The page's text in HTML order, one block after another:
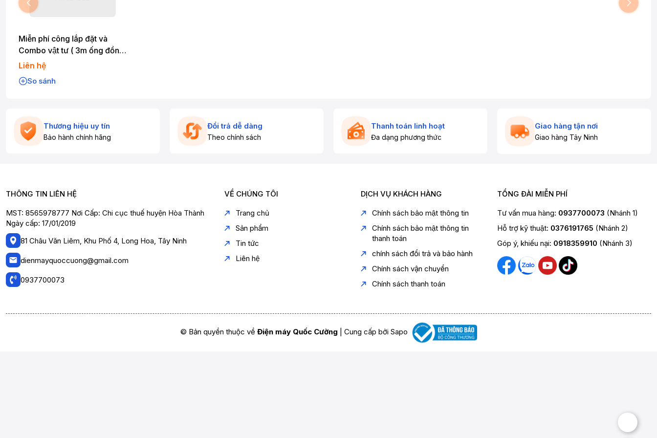
Miễn phí công lắp đặt và
Combo vật tư ( 3m ống đồng,
dây điện, eke, cb )
Liên hệ
So sánh
Thương hiệu uy tín
Bảo hành chính hãng
Đổi trả dễ dàng
Theo chính sách
Thanh toán linh hoạt
Đa dạng phương thức
Giao hàng tận nơi
Giao hàng Tây Ninh
THÔNG TIN LIÊN HỆ
MST: 8565978777 Nơi Cấp: Chi cục thuế huyện Hòa Thành
Ngày cấp: 17/01/2019
81 Châu Văn Liêm, Khu Phố 4, Long Hoa, Tây Ninh
dienmayquoccuong@gmail.com
0937700073
VỀ CHÚNG TÔI
Trang chủ
Sản phẩm
Tin tức
Liên hệ
DỊCH VỤ KHÁCH HÀNG
Chính sách bảo mật thông tin
Chính sách bảo mật thông tin
thanh toán
chính sách đổi trả và bảo hành
Chính sách vận chuyển
Chính sách thanh toán
TỔNG ĐÀI MIỄN PHÍ
Tư vấn mua hàng: 0937700073 (Nhánh 1)
Hỗ trợ kỹ thuật: 0376191765 (Nhánh 2)
Góp ý, khiếu nại: 0918359910 (Nhánh 3)
© Bản quyền thuộc về Điện máy Quốc Cường Cung cấp bởi Sapo